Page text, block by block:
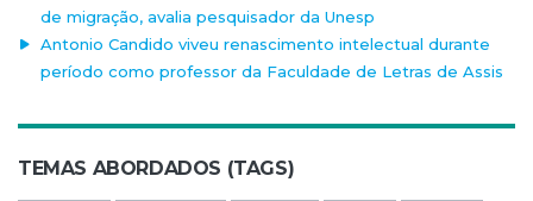
de migração, avalia pesquisador da Unesp
Antonio Candido viveu renascimento intelectual durante
período como professor da Faculdade de Letras de Assis
TEMAS ABORDADOS (TAGS)